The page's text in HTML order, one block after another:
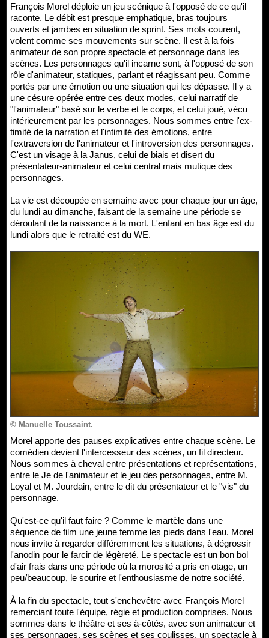
François Morel déploie un jeu scénique à l'opposé de ce qu'il
raconte. Le débit est presque emphatique, bras toujours
ouverts et jambes en situation de sprint. Ses mots courent,
volent comme ses mouvements sur scène. Il est à la fois
animateur de son propre spectacle et personnage dans les
scènes. Les personnages qu'il incarne sont, à l'opposé de son
rôle d'animateur, statiques, parlant et réagissant peu. Comme
portés par une émotion ou une situation qui les dépasse. Il y a
une césure opérée entre ces deux modes, celui narratif de
"l'animateur" basé sur le verbe et le corps, et celui joué, vécu
intérieurement par les personnages. Nous sommes entre l'ex-
timité de la narration et l'intimité des émotions, entre
l'extraversion de l'animateur et l'introversion des personnages.
C'est un visage à la Janus, celui de biais et disert du
présentateur-animateur et celui central mais mutique des
personnages.
La vie est découpée en semaine avec pour chaque jour un âge,
du lundi au dimanche, faisant de la semaine une période se
déroulant de la naissance à la mort. L'enfant en bas âge est du
lundi alors que le retraité est du WE.
© Manuelle Toussaint.
Morel apporte des pauses explicatives entre chaque scène. Le
comédien devient l'intercesseur des scènes, un fil directeur.
Nous sommes à cheval entre présentations et représentations,
entre le Je de l'animateur et le jeu des personnages, entre M.
Loyal et M. Jourdain, entre le dit du présentateur et le "vis" du
personnage.
Qu'est-ce qu'il faut faire ? Comme le martèle dans une
séquence de film une jeune femme les pieds dans l'eau. Morel
nous invite à regarder différemment les situations, à dégrossir
l'anodin pour le farcir de légèreté. Le spectacle est un bon bol
d'air frais dans une période où la morosité a pris en otage, un
peu/beaucoup, le sourire et l'enthousiasme de notre société.
À la fin du spectacle, tout s'enchevêtre avec François Morel
remerciant toute l'équipe, régie et production comprises. Nous
sommes dans le théâtre et ses à-côtés, avec son animateur et
ses personnages, ses scènes et ses coulisses, un spectacle à